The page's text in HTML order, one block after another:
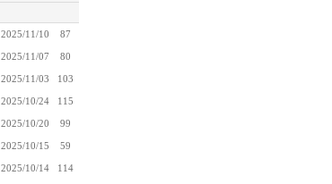
2025/11/10 87
2025/11/07 80
2025/11/03 103
2025/10/24 115
2025/10/20 99
2025/10/15 59
2025/10/14 114